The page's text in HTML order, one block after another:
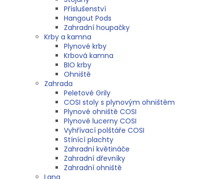
Příslušenství
Hangout Pods
Zahradní houpačky
Krby a kamna
Plynové krby
Krbová kamna
BIO krby
Ohniště
Zahrada
Peletové Grily
COSI stoly s plynovým ohništěm
Plynové ohniště COSI
Plynové lucerny COSI
Vyhřívací polštáře COSI
Stínící plachty
Zahradní květináče
Zahradní dřevníky
Zahradní ohniště
Lana